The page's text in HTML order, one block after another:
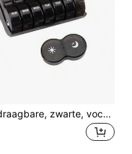
1 stuk draagbare, zwarte, vocht- en geurbestendige pillendoos met extra grote capaciteit. Deze reispillendoos is ontworpen voor een voorraad voor 7 dagen, tweemaal daags, en kan vitamines, visolie en andere veelgebruikte medicijnen bevatten. Hij functioneert zowel als een pillendoos met grote capaciteit als een medicijndispenser, waardoor hij ideaal is voor reizen, kamperen en gebruik onderweg.